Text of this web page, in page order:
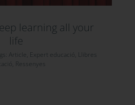
learning all your
life
Article, Expert educació, Llibres
, Ressenyes